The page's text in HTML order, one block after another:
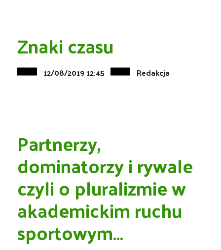
Znaki czasu
12/08/2019 12:45 Redakcja
Partnerzy,
dominatorzy i rywale
czyli o pluralizmie w
akademickim ruchu
sportowym…